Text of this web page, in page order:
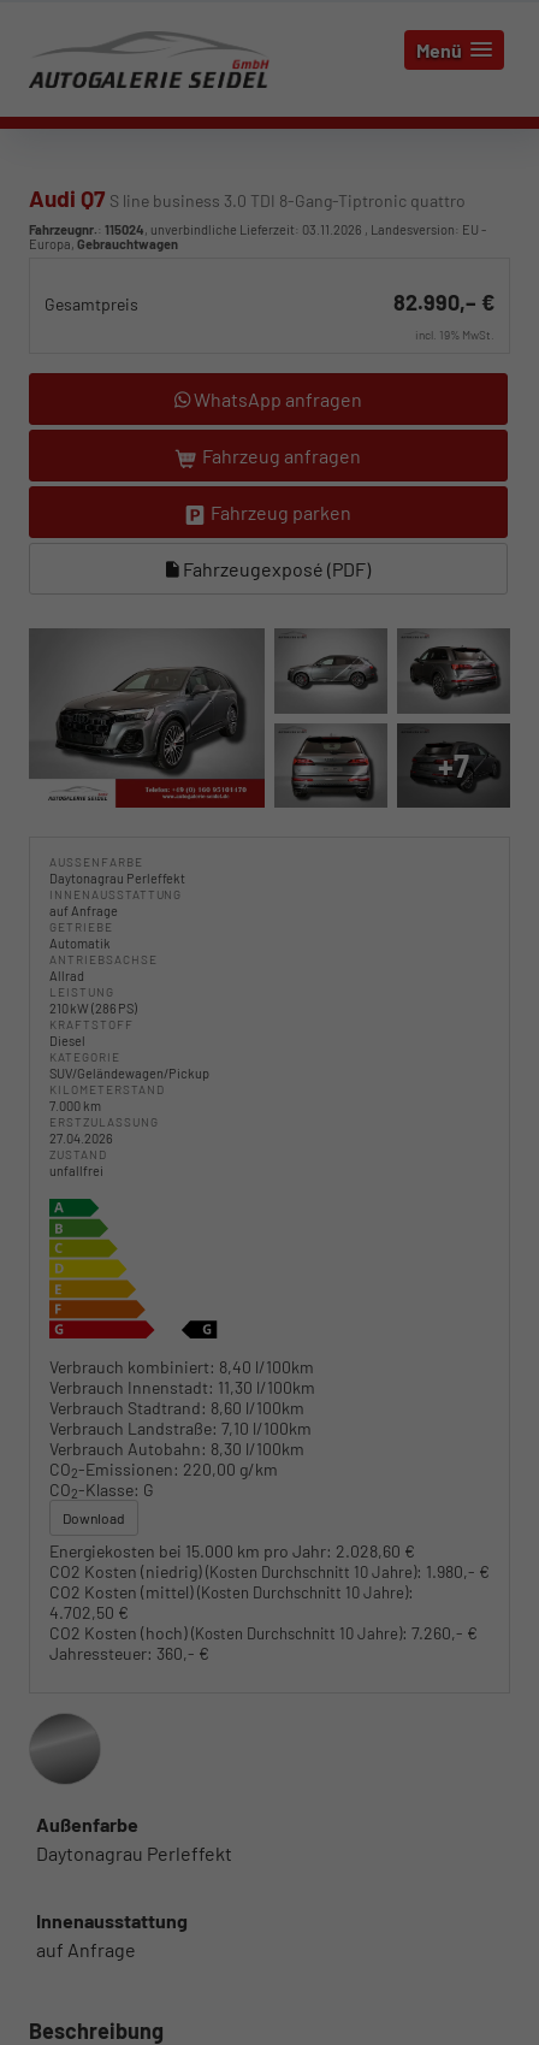
Menü
Audi Q7 S line business 3.0 TDI 8-Gang-Tiptronic quattro
Fahrzeugnr.: 115024, unverbindliche Lieferzeit: 03.11.2026 , Landesversion: EU -
Europa, Gebrauchtwagen
Gesamtpreis 82.990,– €
incl. 19% MwSt.
WhatsApp anfragen
Fahrzeug anfragen
Fahrzeug parken
Fahrzeugexposé (PDF)
+7
AUSSENFARBE
Daytonagrau Perleffekt
INNENAUSSTATTUNG
auf Anfrage
GETRIEBE
Automatik
ANTRIEBSACHSE
Allrad
LEISTUNG
210 kW (286 PS)
KRAFTSTOFF
Diesel
KATEGORIE
SUV/Geländewagen/Pickup
KILOMETERSTAND
7.000 km
ERSTZULASSUNG
27.04.2026
ZUSTAND
unfallfrei
Verbrauch kombiniert: 8,40 l/100km
Verbrauch Innenstadt: 11,30 l/100km
Verbrauch Stadtrand: 8,60 l/100km
Verbrauch Landstraße: 7,10 l/100km
Verbrauch Autobahn: 8,30 l/100km
CO2-Emissionen: 220,00 g/km
CO2-Klasse: G
Download
Energiekosten bei 15.000 km pro Jahr: 2.028,60 €
CO2 Kosten (niedrig)(Kosten Durchschnitt 10 Jahre): 1.980,- €
CO2 Kosten (mittel)(Kosten Durchschnitt 10 Jahre):
4.702,50 €
CO2 Kosten (hoch)(Kosten Durchschnitt 10 Jahre): 7.260,- €
Jahressteuer: 360,- €
Außenfarbe
Daytonagrau Perleffekt
Innenausstattung
auf Anfrage
Beschreibung